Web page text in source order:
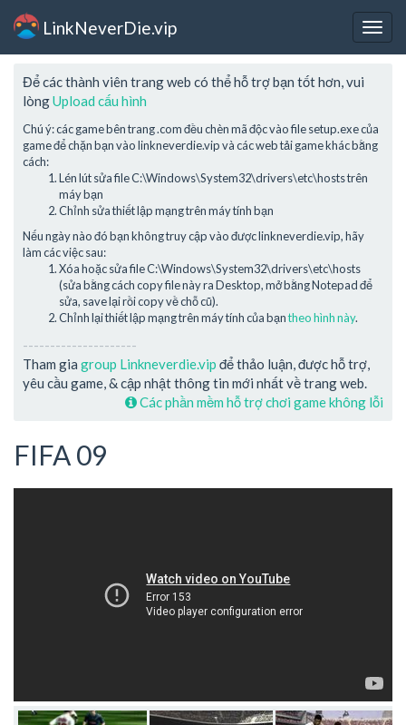
LinkNeverDie.vip
Để các thành viên trang web có thể hỗ trợ bạn tốt hơn, vui
lòngUpload cấu hình
Chú ý: các game bên trang .com đều chèn mã độc vào file setup.exe của
game để chặn bạn vào linkneverdie.vip và các web tải game khác bằng
cách:
Lén lút sửa file C:\Windows\System32\drivers\etc\hosts trên
máy bạn
Chỉnh sửa thiết lập mạng trên máy tính bạn
Nếu ngày nào đó bạn không truy cập vào được linkneverdie.vip, hãy
làm các việc sau:
Xóa hoặc sửa file C:\Windows\System32\drivers\etc\hosts
(sửa bằng cách copy file này ra Desktop, mở bằng Notepad để
sửa, save lại rồi copy về chỗ cũ).
Chỉnh lại thiết lập mạng trên máy tính của bạntheo hình này.
---------------------
Tham gia group Linkneverdie.vip để thảo luận, được hỗ trợ,
yêu cầu game, & cập nhật thông tin mới nhất về trang web.
Các phần mềm hỗ trợ chơi game không lỗi
FIFA 09